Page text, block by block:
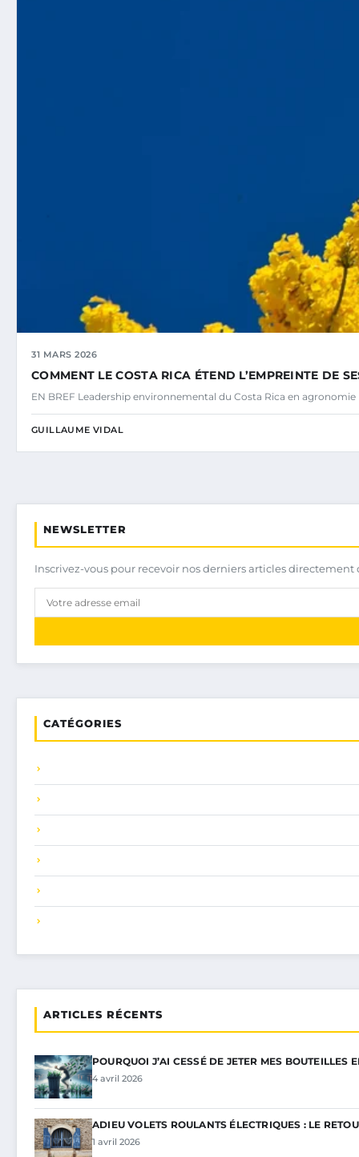
31 MARS 2026
COMMENT LE COSTA RICA ÉTEND L’EMPREINTE DE
EN BREF Leadership environnemental du Costa Rica en
GUILLAUME VIDAL
NEWSLETTER
Inscrivez-vous pour recevoir nos derniers articles
CATÉGORIES
ARTICLES RÉCENTS
POURQUOI J’AI CESSÉ DE JETER MES BOUTEILLES
4 avril 2026
ADIEU VOLETS ROULANTS ÉLECTRIQUES : LE
1 avril 2026